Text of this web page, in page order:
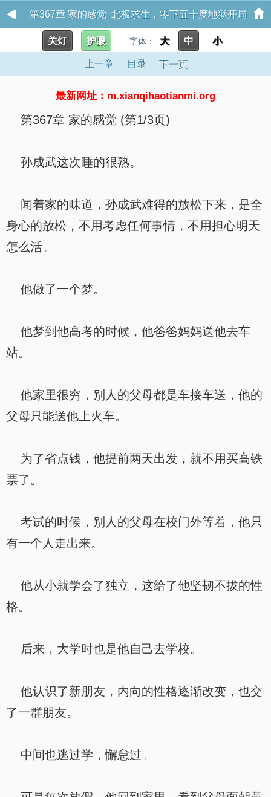
第367章 家的感觉 北极求生，零下五十度地狱开局
关灯 护眼 字体： 大 中 小
上一章 目录 下一页
最新网址：m.xianqihaotianmi.org
第367章 家的感觉 (第1/3页)
孙成武这次睡的很熟。
闻着家的味道，孙成武难得的放松下来，是全
身心的放松，不用考虑任何事情，不用担心明天
怎么活。
他做了一个梦。
他梦到他高考的时候，他爸爸妈妈送他去车
站。
他家里很穷，别人的父母都是车接车送，他的
父母只能送他上火车。
为了省点钱，他提前两天出发，就不用买高铁
票了。
考试的时候，别人的父母在校门外等着，他只
有一个人走出来。
他从小就学会了独立，这给了他坚韧不拔的性
格。
后来，大学时也是他自己去学校。
他认识了新朋友，内向的性格逐渐改变，也交
了一群朋友。
中间也逃过学，懈怠过。